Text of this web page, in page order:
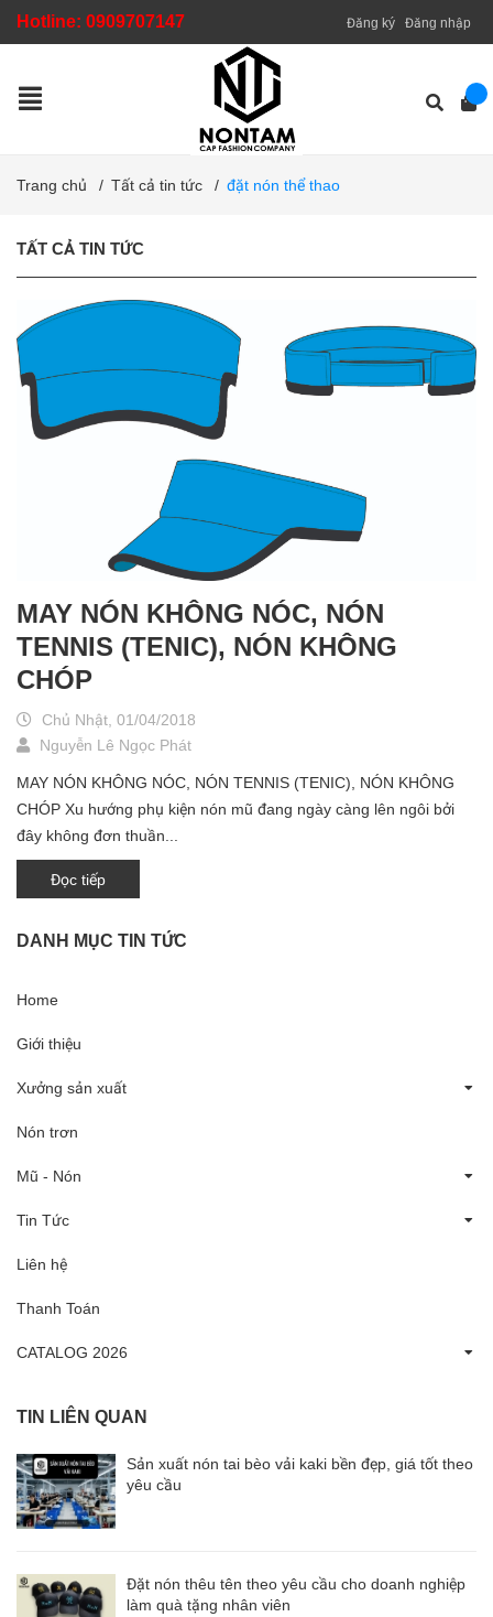
Hotline: 0909707147 Đăng ký Đăng nhập
Trang chủ / Tất cả tin tức / đặt nón thể thao
DANH MỤC TIN TỨC
Home
Giới thiệu
Xưởng sản xuất
Nón trơn
Mũ - Nón
Tin Tức
Liên hệ
Thanh Toán
CATALOG 2026
TIN LIÊN QUAN
Sản xuất nón tai bèo vải kaki bền đẹp, giá tốt theo
yêu cầu
Đặt nón thêu tên theo yêu cầu cho doanh nghiệp
làm quà tặng nhân viên
TẤT CẢ TIN TỨC
MAY NÓN KHÔNG NÓC, NÓN
TENNIS (TENIC), NÓN KHÔNG
CHÓP
Chủ Nhật, 01/04/2018
Nguyễn Lê Ngọc Phát
MAY NÓN KHÔNG NÓC, NÓN TENNIS (TENIC), NÓN KHÔNG
CHÓP Xu hướng phụ kiện nón mũ đang ngày càng lên ngôi bởi
đây không đơn thuần...
Đọc tiếp